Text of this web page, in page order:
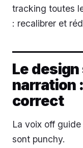
tracking toutes
: recalibrer et
Le
narration
correct
La voix off
sont punchy.